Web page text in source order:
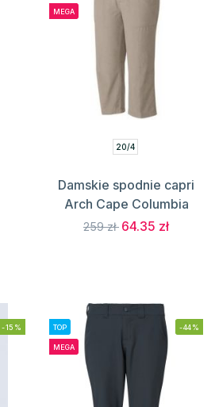
MEGA
20/4
Damskie spodnie capri
Arch Cape Columbia
259 zł 64.35 zł
-15% TOP
MEGA
-44%